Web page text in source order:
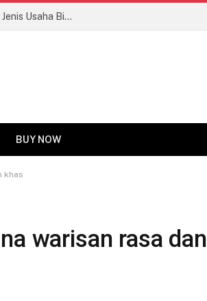
Tips Memilih Motor Roda Tiga Bak Belakang Sesuai Jenis Usaha Biar Untung Maksimal!
BUY NOW
khas
warisan rasa dan